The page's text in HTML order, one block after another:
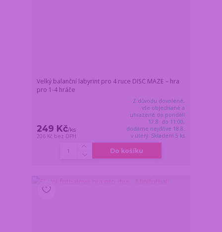
Velký balanční labyrint pro 4 ruce DISC MAZE – hra
pro 1-4 hráče
249 Kč/ks
206 Kč bez DPH
Z důvodu dovolené,
vše objednané a
uhrazené do pondělí
17.8. do 11:00,
dodáme nejdříve 18.8.
v úterý. Skladem 5 ks
Do košíku